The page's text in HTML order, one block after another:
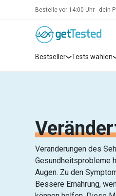
Bestelle vor 14:00 Uhr - dein
Bestseller Tests wählen
Veränderungen des
Gesundheitsprobleme
Augen. Zu den
Bessere Ernährung,